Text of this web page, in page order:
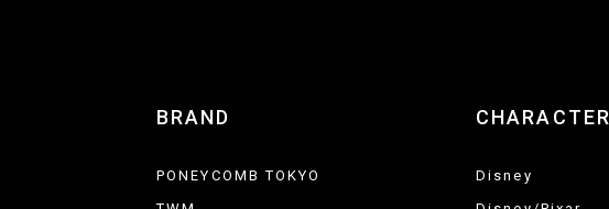
BRAND
PONEYCOMB TOKYO
CHARACTER
Disney